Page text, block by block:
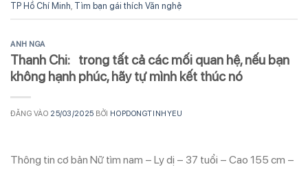
TP Hồ Chí Minh, Tìm bạn gái thích Văn nghệ
ANH NGA
Thanh Chi: trong tất cả các mối quan hệ, nếu bạn
không hạnh phúc, hãy tự mình kết thúc nó
ĐĂNG VÀO 25/03/2025 BỞI HOPDONGTINHYEU
Thông tin cơ bản Nữ tìm nam – Ly dị – 37 tuổi – Cao 155 cm –